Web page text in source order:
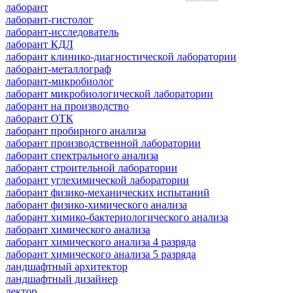
лаборант
лаборант-гистолог
лаборант-исследователь
лаборант КДЛ
лаборант клинико-диагностической лаборатории
лаборант-металлограф
лаборант-микробиолог
лаборант микробиологической лаборатории
лаборант на производство
лаборант ОТК
лаборант пробирного анализа
лаборант производственной лаборатории
лаборант спектрального анализа
лаборант строительной лаборатории
лаборант углехимической лаборатории
лаборант физико-механических испытаний
лаборант физико-химического анализа
лаборант химико-бактериологического анализа
лаборант химического анализа
лаборант химического анализа 4 разряда
лаборант химического анализа 5 разряда
ландшафтный архитектор
ландшафтный дизайнер